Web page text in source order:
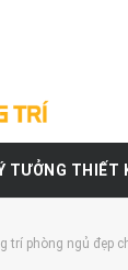
TƯỞNG THIẾT
trí phòng ngủ đẹp